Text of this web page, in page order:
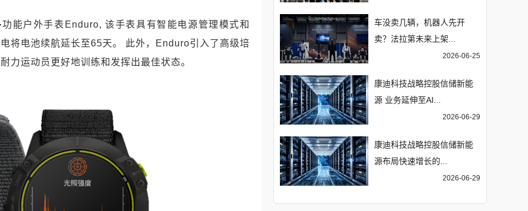
能户外手表Enduro, 该手表具有智能电源管理模式和
将电池续航延长至65天。 此外，Enduro引入了高级培
力运动员更好地训练和发挥出最佳状态。
车没卖几辆，机器人先开
卖？法拉第未来上架...
2026-06-25
康迪科技战略控股信储新能
源 业务延伸至AI...
2026-06-29
康迪科技战略控股信储新能
源布局快速增长的...
2026-06-29